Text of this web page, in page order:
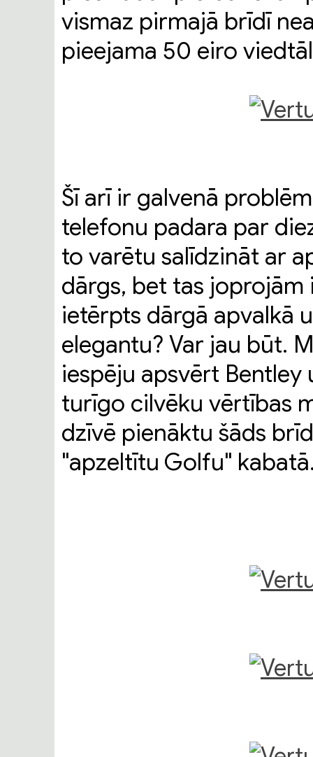
vismaz pirmajā brīdī
pieejama 50 eiro
Šī arī ir galvenā
telefonu padara par
to varētu salīdzināt ar
dārgs, bet tas joprojām
ietērpts dārgā apvalkā
elegantu? Var jau būt.
iespēju apsvērt Bentley
turīgo cilvēku vērtības
dzīvē pienāktu šāds
"apzeltītu Golfu"